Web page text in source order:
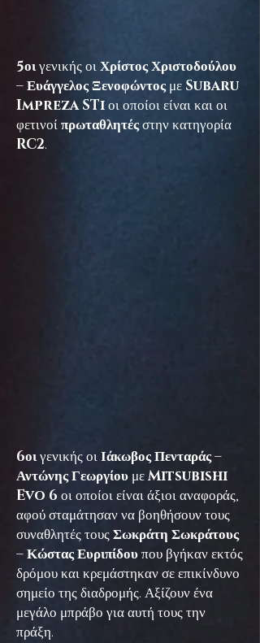
5οιγενικής οιΧρίστος Χριστοδούλου
– Ευάγγελος Ξενοφώντοςμε Subaru
Impreza STiοι οποίοι είναι και οι
φετινοίπρωταθλητέςστην κατηγορία
RC2.
6οιγενικής οιΙάκωβος Πενταράς –
Αντώνης Γεωργίου μεMitsubishi
Evo 6 οι οποίοι είναι άξιοι αναφοράς,
αφού σταμάτησαν να βοηθήσουν τους
συναθλητές τουςΣωκράτη Σωκράτους
– Κώστας Ευριπίδουπου βγήκαν εκτός
δρόμου και κρεμάστηκαν σε επικίνδυνο
σημείο της διαδρομής. Αξίζουν ένα
μεγάλο μπράβο για αυτή τους την
πράξη.